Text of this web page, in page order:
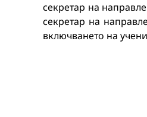
секретар на
секретар на
включването на